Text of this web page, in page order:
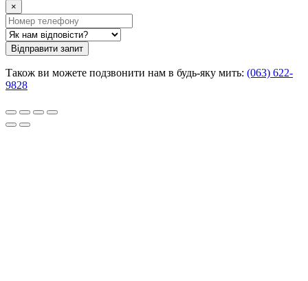
×
Відправити запит
Також ви можете подзвонити нам в будь-яку мить: (063) 622-
9828